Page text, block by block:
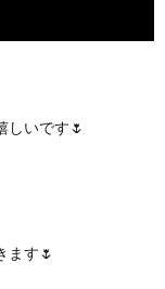
しいです🌷
ます🌷